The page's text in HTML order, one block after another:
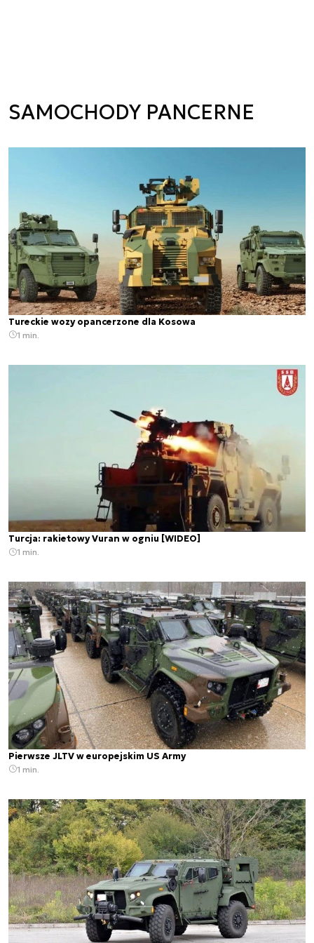
SAMOCHODY PANCERNE
Tureckie wozy opancerzone dla Kosowa
1 min.
Turcja: rakietowy Vuran w ogniu [WIDEO]
1 min.
Pierwsze JLTV w europejskim US Army
1 min.